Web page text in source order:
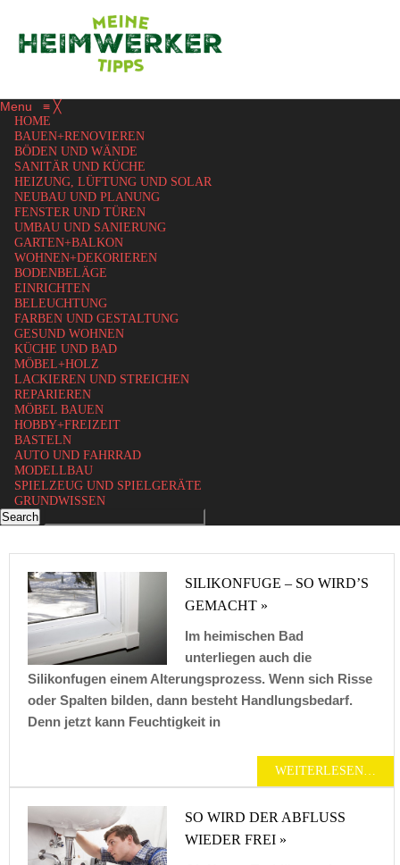
Menu ≡ ╳
HOME
BAUEN+RENOVIEREN
BÖDEN UND WÄNDE
SANITÄR UND KÜCHE
HEIZUNG, LÜFTUNG UND SOLAR
NEUBAU UND PLANUNG
FENSTER UND TÜREN
UMBAU UND SANIERUNG
GARTEN+BALKON
WOHNEN+DEKORIEREN
BODENBELÄGE
EINRICHTEN
BELEUCHTUNG
FARBEN UND GESTALTUNG
GESUND WOHNEN
KÜCHE UND BAD
MÖBEL+HOLZ
LACKIEREN UND STREICHEN
REPARIEREN
MÖBEL BAUEN
HOBBY+FREIZEIT
BASTELN
AUTO UND FAHRRAD
MODELLBAU
SPIELZEUG UND SPIELGERÄTE
GRUNDWISSEN
SILIKONFUGE – SO WIRD’S
GEMACHT »
Im heimischen Bad
unterliegen auch die
Silikonfugen einem Alterungsprozess. Wenn sich Risse
oder Spalten bilden, dann besteht Handlungsbedarf.
Denn jetzt kann Feuchtigkeit in
WEITERLESEN…
SO WIRD DER ABFLUSS
WIEDER FREI »